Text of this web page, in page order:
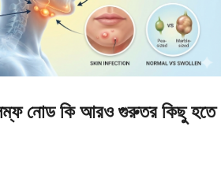
নোড কি আরও গুরুতর কিছু হতে